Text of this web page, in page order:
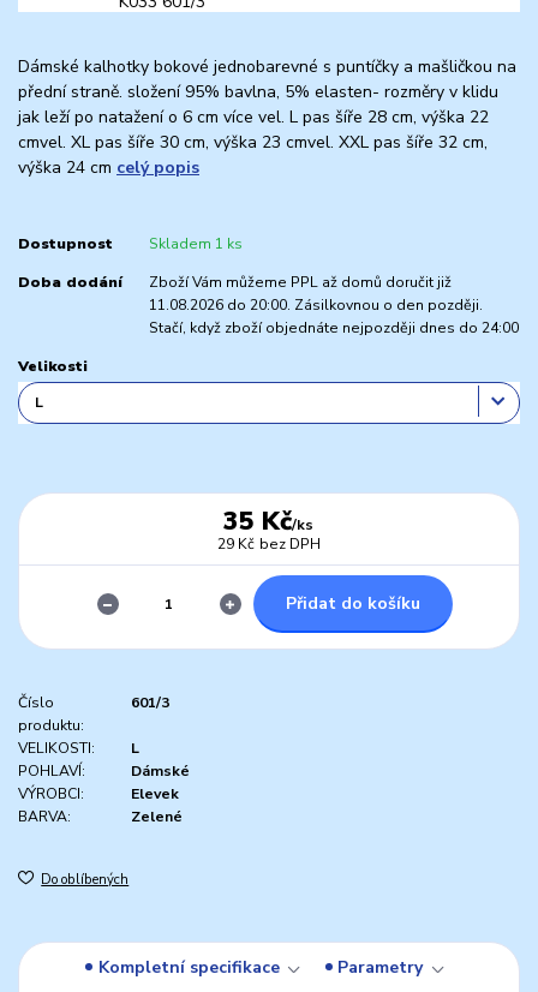
Dámské kalhotky bokové jednobarevné s puntíčky a mašličkou na
přední straně. složení 95% bavlna, 5% elasten- rozměry v klidu
jak leží po natažení o 6 cm více vel. L pas šíře 28 cm, výška 22
cmvel. XL pas šíře 30 cm, výška 23 cmvel. XXL pas šíře 32 cm,
výška 24 cm celý popis
Dostupnost Skladem 1 ks
Doba dodání
Zboží Vám můžeme PPL až domů doručit již
11.08.2026 do 20:00. Zásilkovnou o den později.
Stačí, když zboží objednáte nejpozději dnes do 24:00
Velikosti
35 Kč/ks
29 Kč bez DPH
Přidat do košíku
Číslo
produktu:
601/3
VELIKOSTI:
L
POHLAVÍ:
Dámské
VÝROBCI:
Elevek
BARVA:
Zelené
Do oblíbených
Kompletní specifikace
Parametry